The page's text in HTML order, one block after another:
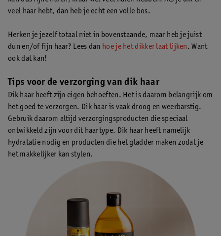
veel haar hebt, dan heb je echt een volle bos.
Herken je jezelf totaal niet in bovenstaande, maar heb je juist
dun en/of fijn haar? Lees dan hoe je het dikker laat lijken. Want
ook dat kan!
Tips voor de verzorging van dik haar
Dik haar heeft zijn eigen behoeften. Het is daarom belangrijk om
het goed te verzorgen. Dik haar is vaak droog en weerbarstig.
Gebruik daarom altijd verzorgingsproducten die speciaal
ontwikkeld zijn voor dit haartype. Dik haar heeft namelijk
hydratatie nodig en producten die het gladder maken zodat je
het makkelijker kan stylen.